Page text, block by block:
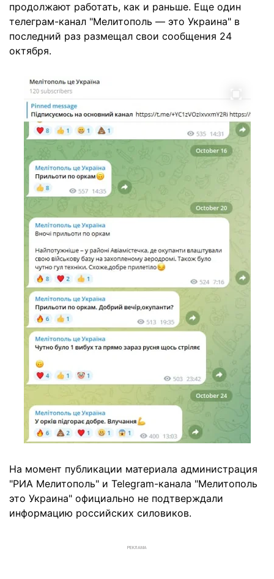
продолжают работать, как и раньше. Еще один
телеграм-канал "Мелитополь — это Украина" в
последний раз размещал свои сообщения 24
октября.
На момент публикации материала администрация
"РИА Мелитополь" и Telegram-канала "Мелитополь
это Украина" официально не подтверждали
информацию российских силовиков.
РЕКЛАМА